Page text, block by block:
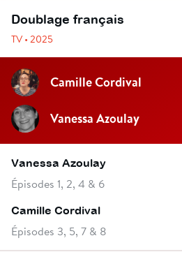
Doublage français
TV • 2025
Camille Cordival
Vanessa Azoulay
Vanessa Azoulay
Épisodes 1, 2, 4 & 6
Camille Cordival
Épisodes 3, 5, 7 & 8